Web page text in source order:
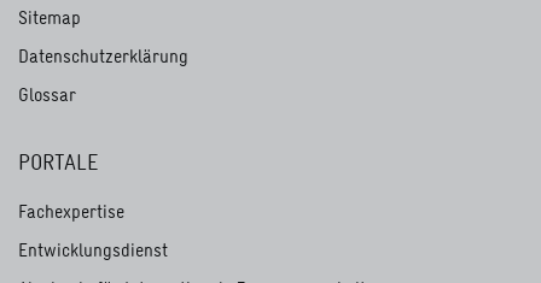
Sitemap
Datenschutzerklärung
Glossar
PORTALE
Fachexpertise
Entwicklungsdienst